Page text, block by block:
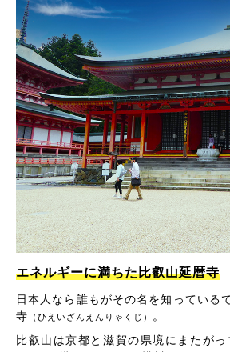
エネルギーに満ちた比叡山延暦寺
日本人なら誰もがその名を知っている
寺 （ひえいざんえんりゃくじ） 。
比叡山は京都と滋賀の県境にまたが